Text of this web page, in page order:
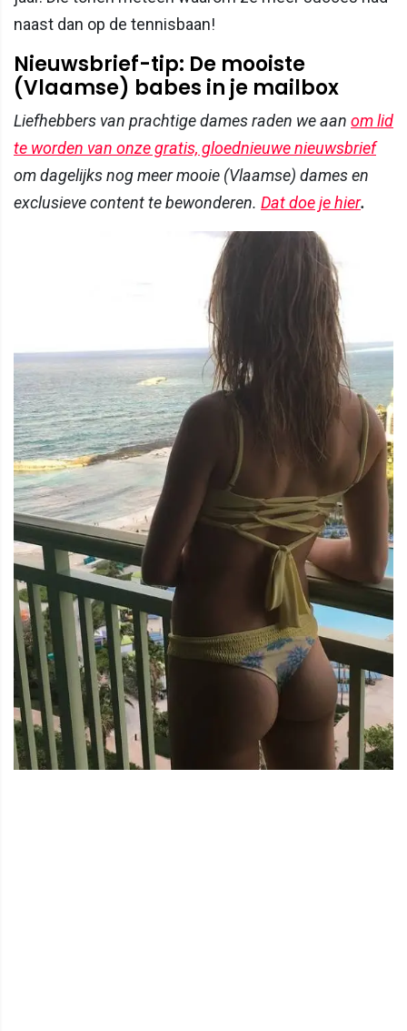
naast dan op de tennisbaan!
Nieuwsbrief-tip: De mooiste
(Vlaamse) babes in je mailbox
Liefhebbers van prachtige dames raden we aan om lid
te worden van onze gratis, gloednieuwe nieuwsbrief
om dagelijks nog meer mooie (Vlaamse) dames en
exclusieve content te bewonderen. Dat doe je hier.